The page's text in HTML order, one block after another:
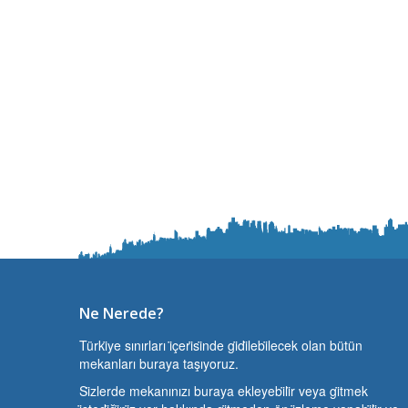
Ne Nerede?
Türki̇ye sınırları i̇çeri̇si̇nde gi̇di̇lebi̇lecek olan bütün
mekanları buraya taşıyoruz.
Si̇zlerde mekanınızı buraya ekleyebi̇li̇r veya gi̇tmek